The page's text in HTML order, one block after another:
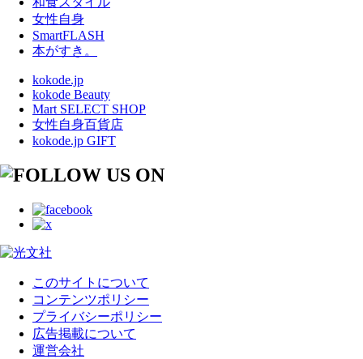
女性自身
SmartFLASH
本がすき。
kokode.jp
kokode Beauty
Mart SELECT SHOP
女性自身百貨店
kokode.jp GIFT
このサイトについて
コンテンツポリシー
プライバシーポリシー
広告掲載について
運営会社